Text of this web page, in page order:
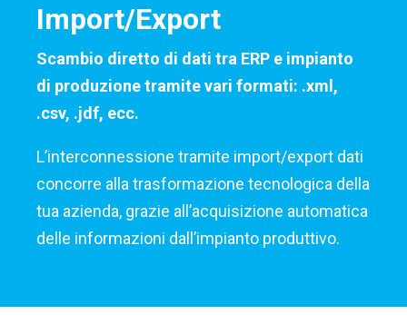
Import/Export
Scambio diretto di dati tra ERP e impianto
di produzione tramite vari formati: .xml,
.csv, .jdf, ecc.
L’interconnessione tramite import/export dati
concorre alla trasformazione tecnologica della
tua azienda, grazie all’acquisizione automatica
delle informazioni dall’impianto produttivo.